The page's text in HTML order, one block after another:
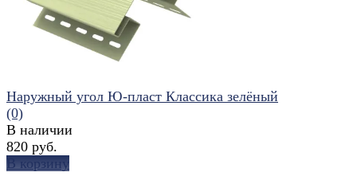
Наружный угол Ю-пласт Классика зелёный
(0)
В наличии
820 руб.
В корзину